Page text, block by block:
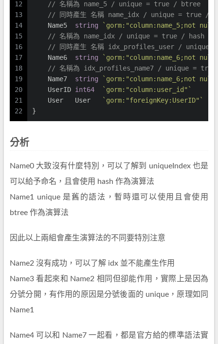
12
13
14
15
16
17
18
19
20
21
22
// 名稱為 name_5 / unique = true / btree
// 同時產生 名稱 name_idx / unique = true /
    Name5
string
`gorm:"column:name_5;not
// 名稱為 name_idx / unique = true / hash
// 同時產生 名稱 idx_profiles_user / unique
    Name6
string
`gorm:"column:name_6;not
// 名稱為 idx_profiles_name7 / unique =
    Name7
string
`gorm:"column:name_6;not
    UserID
int64
`gorm:"column:user_id"`
    User   User
`gorm:"foreignKey:UserID"`
}
分析
Name0 大致沒有什麼特別，可以了解到 uniqueIndex 也是
可以給予命名，且會使用 hash 作為演算法
Name1 unique 是舊的語法，暫時還可以使用且會使用
btree 作為演算法
因此以上兩組會產生演算法的不同要特別注意
Name2 沒有成功，可以了解 idx 並不能產生作用
Name3 看起來和 Name2 相同但卻能作用，實際上是因為
分號分開，有作用的原因是分號後面的 unique，原理如同
Name1
Name4 可以和 Name7 一起看，都是官方給的標準語法實